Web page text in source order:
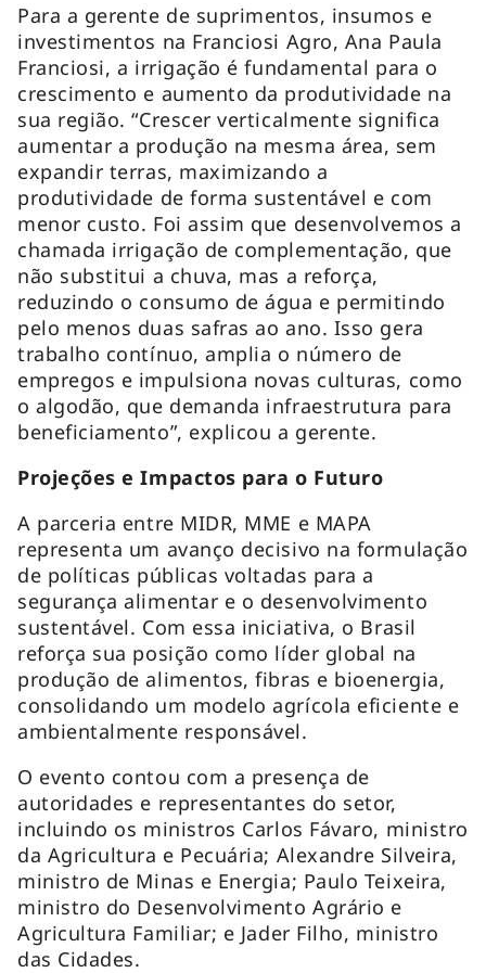
Para a gerente de suprimentos, insumos e
investimentos na Franciosi Agro, Ana Paula
Franciosi, a irrigação é fundamental para o
crescimento e aumento da produtividade na
sua região. “Crescer verticalmente significa
aumentar a produção na mesma área, sem
expandir terras, maximizando a
produtividade de forma sustentável e com
menor custo. Foi assim que desenvolvemos a
chamada irrigação de complementação, que
não substitui a chuva, mas a reforça,
reduzindo o consumo de água e permitindo
pelo menos duas safras ao ano. Isso gera
trabalho contínuo, amplia o número de
empregos e impulsiona novas culturas, como
o algodão, que demanda infraestrutura para
beneficiamento”, explicou a gerente.
Projeções e Impactos para o Futuro
A parceria entre MIDR, MME e MAPA
representa um avanço decisivo na formulação
de políticas públicas voltadas para a
segurança alimentar e o desenvolvimento
sustentável. Com essa iniciativa, o Brasil
reforça sua posição como líder global na
produção de alimentos, fibras e bioenergia,
consolidando um modelo agrícola eficiente e
ambientalmente responsável.
O evento contou com a presença de
autoridades e representantes do setor,
incluindo os ministros Carlos Fávaro, ministro
da Agricultura e Pecuária; Alexandre Silveira,
ministro de Minas e Energia; Paulo Teixeira,
ministro do Desenvolvimento Agrário e
Agricultura Familiar; e Jader Filho, ministro
das Cidades.